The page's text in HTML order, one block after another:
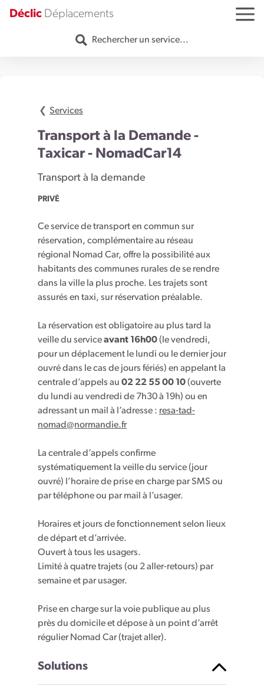
Aller au contenu
Déclic Déplacements
Rechercher un service...
MENU
Services
Transport à la Demande -
Taxicar - NomadCar14
Transport à la demande
PRIVÉ
Ce service de transport en commun sur
réservation, complémentaire au réseau
régional Nomad Car, offre la possibilité aux
habitants des communes rurales de se rendre
dans la ville la plus proche. Les trajets sont
assurés en taxi, sur réservation préalable.
La réservation est obligatoire au plus tard la
veille du serviceavant 16h00(le vendredi,
pour un déplacement le lundi ou le dernier jour
ouvré dans le cas de jours fériés) en appelant la
centrale d’appels au 02 22 55 00 10(ouverte
du lundi au vendredi de 7h30 à 19h) ou en
adressant un mail à l’adresse : resa-tad-
nomad@normandie.fr
La centrale d’appels confirme
systématiquement la veille du service (jour
ouvré) l’horaire de prise en charge par SMS ou
par téléphone ou par mail à l’usager.
Horaires et jours de fonctionnement selon lieux
de départ et d’arrivée.
Ouvert à tous les usagers.
Limité à quatre trajets (ou 2 aller-retours) par
semaine et par usager.
Prise en charge sur la voie publique au plus
près du domicile et dépose à un point d’arrêt
régulier Nomad Car (trajet aller).
Solutions